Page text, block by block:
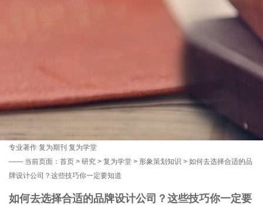
专业著作 复为期刊 复为学堂
—— 当前页面： 首页 > 研究 > 复为学堂 > 形象策划知识 > 如何去选择合适的品
牌设计公司？这些技巧你一定要知道
如何去选择合适的品牌设计公司？这些技巧你一定要